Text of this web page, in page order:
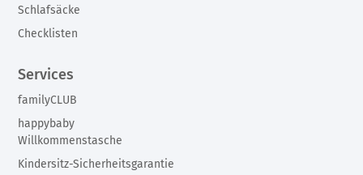
Schlafsäcke
Checklisten
Services
familyCLUB
happybaby
Willkommenstasche
Kindersitz-Sicherheitsgarantie